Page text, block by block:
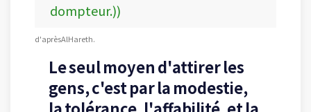
dompteur.))
d'après Al Hareth.
Le seul moyen d'attirer les
gens, c'est par la modestie,